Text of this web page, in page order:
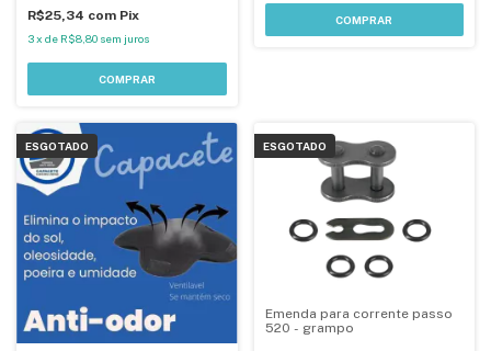
R$25,34 com Pix
3x de R$8,80 sem juros
ESGOTADO ESGOTADO
Emenda para corrente passo
520 - grampo